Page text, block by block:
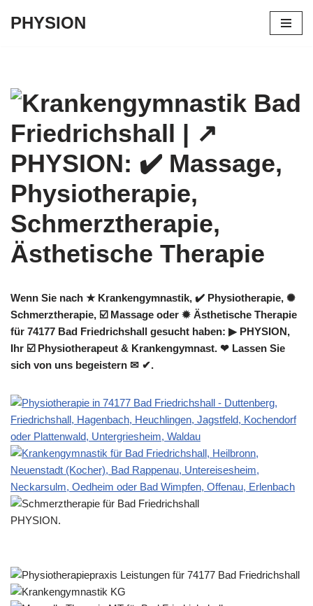
PHYSION
Wenn Sie nach ★ Krankengymnastik, ✔️ Physiotherapie, ✺
Schmerztherapie, ☑️ Massage oder ✹ Ästhetische Therapie
für 74177 Bad Friedrichshall gesucht haben: ▶︎ PHYSION,
Ihr ☑️ Physiotherapeut & Krankengymnast. ❤ Lassen Sie
sich von uns begeistern ✉ ✔.
PHYSION.